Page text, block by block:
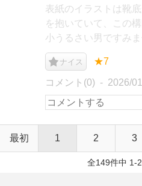
表紙のイラストは靴
を抱いていて、この
小うるさい男ですみ
ナイス ★7
コメント(0) 2026/
最初 1 2 3
全149件中 1-